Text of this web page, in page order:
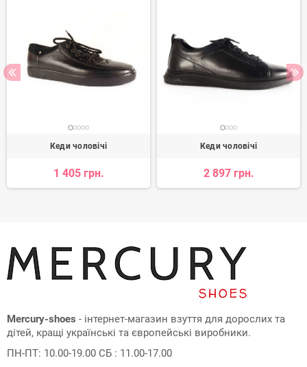
Кеди чоловічі
1 405 грн.
Кеди чоловічі
2 897 грн.
Mercury-shoes - інтернет-магазин взуття для дорослих та
дітей, кращі українські та європейські виробники.
ПН-ПТ: 10.00-19.00 СБ : 11.00-17.00